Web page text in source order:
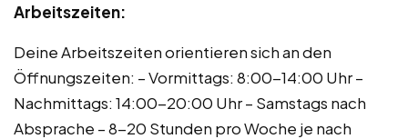
Arbeitszeiten:
Deine Arbeitszeiten orientieren sich an den
Öffnungszeiten: – Vormittags: 8:00-14:00 Uhr –
Nachmittags: 14:00-20:00 Uhr – Samstags nach
Absprache – 8-20 Stunden pro Woche je nach